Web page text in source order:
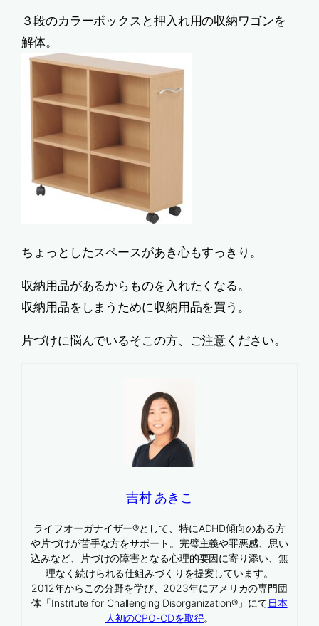
３段のカラーボックスと押入れ用の収納ワゴンを
解体。
ちょっとしたスペースがあき心もすっきり。
収納用品があるからものを入れたくなる。
収納用品をしまうために収納用品を買う。
片づけに悩んでいるそこの方、ご注意ください。
吉村 あきこ
ライフオーガナイザー®として、特にADHD傾向のある方
や片づけが苦手な方をサポート。完璧主義や罪悪感、思い
込みなど、片づけの障害となる心理的要因に寄り添い、無
理なく続けられる仕組みづくりを提案しています。
2012年からこの分野を学び、2023年にアメリカの専門団
体「Institute for Challenging Disorganization®」にて日本
人初のCPO-CDを取得。